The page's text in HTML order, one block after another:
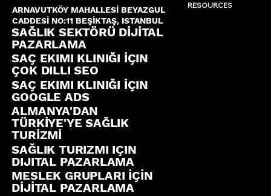
ARNAVUTKÖY MAHALLESİ BEYAZGUL
CADDESİ NO:11 BEŞİKTAŞ, ISTANBUL
SAĞLIK SEKTÖRÜ DİJİTAL
PAZARLAMA
SAÇ EKIMI KLINIĞI İÇIN
ÇOK DILLI SEO
SAÇ EKIMI KLINIĞI İÇIN
GOOGLE ADS
ALMANYA'DAN
TÜRKİYE'YE SAĞLIK
TURİZMİ
SAĞLIK TURIZMI IÇIN
DIJITAL PAZARLAMA
MESLEK GRUPLARI İÇİN
DİJİTAL PAZARLAMA
RESOURCES